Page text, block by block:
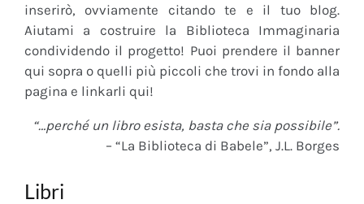
inserirò, ovviamente citando te e il tuo blog.
Aiutami a costruire la Biblioteca Immaginaria
condividendo il progetto! Puoi prendere il banner
qui sopra o quelli più piccoli che trovi in fondo alla
pagina e linkarli qui!
“…perché un libro esista, basta che sia possibile”.
– “La Biblioteca di Babele”, J.L. Borges
Libri